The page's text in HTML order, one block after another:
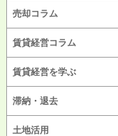
売却コラム
賃貸経営コラム
賃貸経営を学ぶ
滞納・退去
土地活用